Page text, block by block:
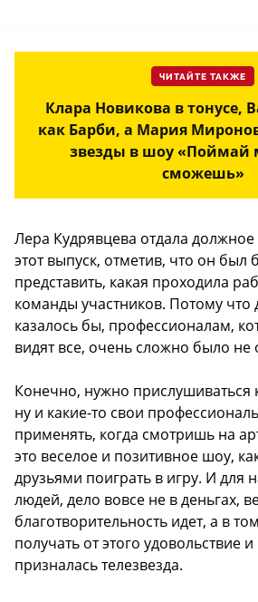
ЧИТАЙТЕ ТАКЖЕ
Клара Новикова в тонусе,
как Барби, а Мария
звезды в шоу «Поймай
сможешь»
Лера Кудрявцева отдала должное
этот выпуск, отметив, что он был
представить, какая проходила
команды участников. Потому что
казалось бы, профессионалам,
видят все, очень сложно было не
Конечно, нужно прислушиваться
ну и какие-то свои
применять, когда смотришь на
это веселое и позитивное шоу,
друзьями поиграть в игру. И для
людей, дело вовсе не в деньгах,
благотворительность идет, а в
получать от этого удовольствие
призналась телезвезда.